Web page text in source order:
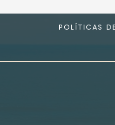
POLÍTICAS